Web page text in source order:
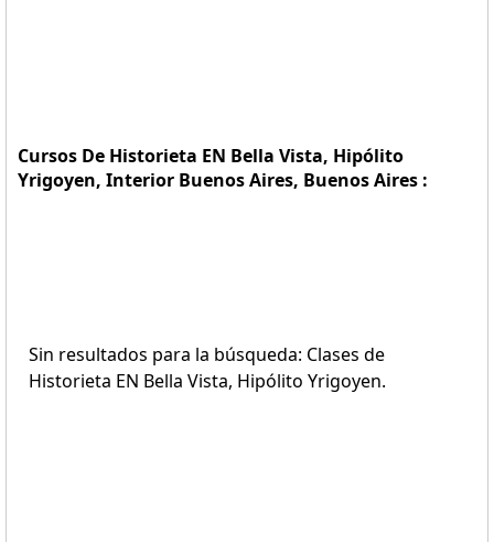
Cursos De Historieta EN Bella Vista, Hipólito
Yrigoyen, Interior Buenos Aires, Buenos Aires :
Sin resultados para la búsqueda: Clases de
Historieta EN Bella Vista, Hipólito Yrigoyen.